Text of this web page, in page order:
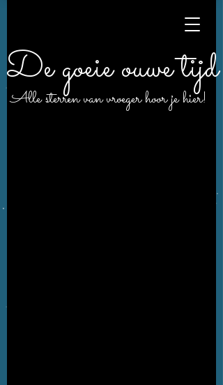
De goeie ouwe tijd
Alle sterren van vroeger hoor je hier!